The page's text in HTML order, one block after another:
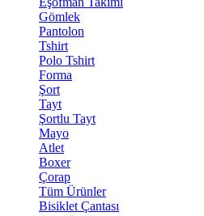
Gömlek
Pantolon
Tshirt
Polo Tshirt
Forma
Şort
Tayt
Şortlu Tayt
Mayo
Atlet
Boxer
Çorap
Tüm Ürünler
Bisiklet Çantası